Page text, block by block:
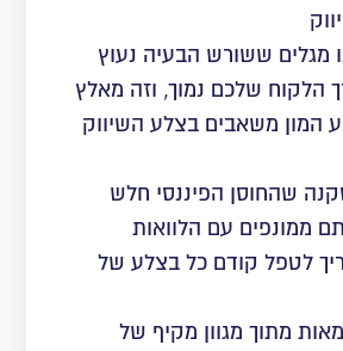
מגלים ששורש הבעיה נעוץ
הלקוח שלכם נמוך, וזה מאלץ
המון משאבים בצלע השיווק
שהחוסן הפיננסי חלש
ממונפים עם הלוואות
לטפל קודם כל בצלע של
3 דוגמאות מתוך מגוון מקיף של